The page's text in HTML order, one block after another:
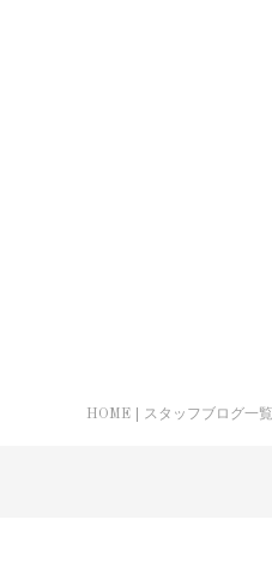
HOME スタッフブログ一覧